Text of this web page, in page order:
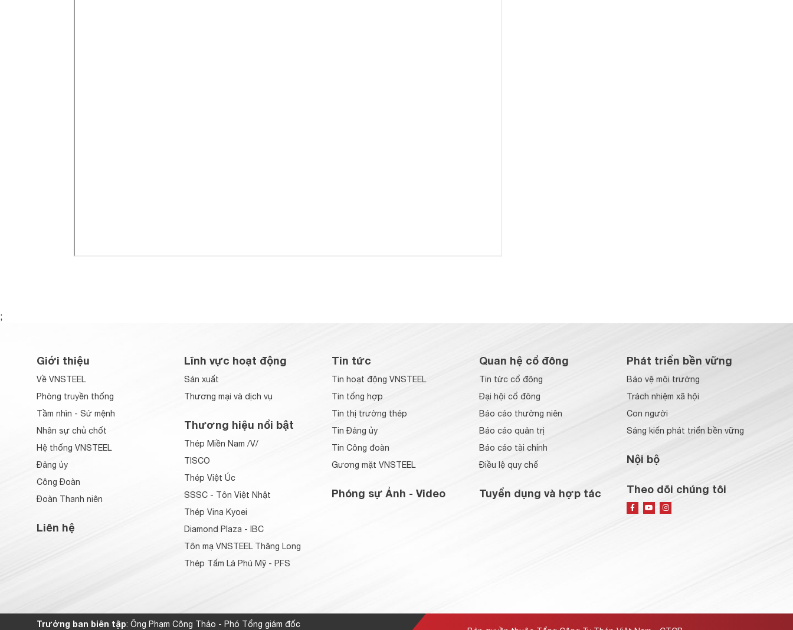
;
Giới thiệu
Về VNSTEEL
Phòng truyền thống
Tầm nhìn - Sứ mệnh
Nhân sự chủ chốt
Hệ thống VNSTEEL
Đảng ủy
Công Đoàn
Đoàn Thanh niên
Liên hệ
Lĩnh vực hoạt động
Sản xuất
Thương mại và dịch vụ
Thương hiệu nổi bật
Thép Miền Nam /V/
TISCO
Thép Việt Úc
SSSC - Tôn Việt Nhật
Thép Vina Kyoei
Diamond Plaza - IBC
Tôn mạ VNSTEEL Thăng Long
Thép Tấm Lá Phú Mỹ - PFS
Tin tức
Tin hoạt động VNSTEEL
Tin tổng hợp
Tin thị trường thép
Tin Đảng ủy
Tin Công đoàn
Gương mặt VNSTEEL
Phóng sự Ảnh - Video
Quan hệ cổ đông
Tin tức cổ đông
Đại hội cổ đông
Báo cáo thường niên
Báo cáo quản trị
Báo cáo tài chính
Điều lệ quy chế
Tuyển dụng và hợp tác
Phát triển bền vững
Bảo vệ môi trường
Trách nhiệm xã hội
Con người
Sáng kiến phát triển bền vững
Nội bộ
Theo dõi chúng tôi
Trưởng ban biên tập: Ông Phạm Công Thảo - Phó Tổng giám đốc